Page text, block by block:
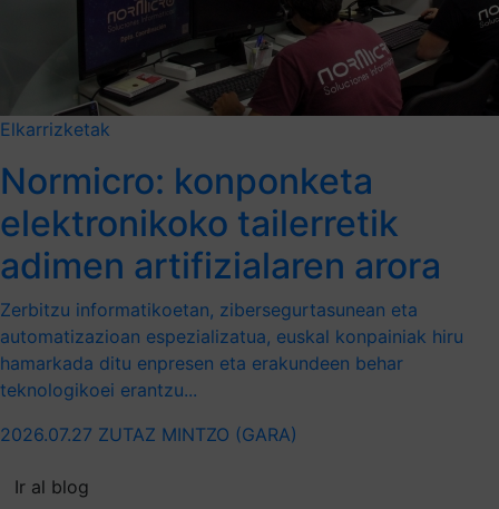
Elkarrizketak
Normicro: konponketa
elektronikoko tailerretik
adimen artifizialaren arora
Zerbitzu informatikoetan, zibersegurtasunean eta
automatizazioan espezializatua, euskal konpainiak hiru
hamarkada ditu enpresen eta erakundeen behar
teknologikoei erantzu...
2026.07.27 ZUTAZ MINTZO (GARA)
Ir al blog